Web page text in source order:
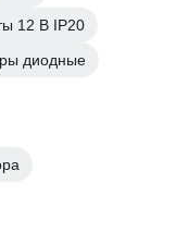
12 В IP20
диодные